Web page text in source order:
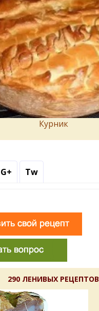
Курник
G+ Tw
290 ЛЕНИВЫХ РЕЦЕПТОВ